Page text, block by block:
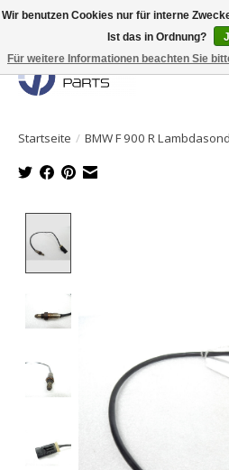
Originale Teile sofort lieferbar!
Startseite / BMW F 900 R
Wir benutzen Cookies nur für interne
Ist das in Ordnung?
Für weitere Informationen beachten Sie